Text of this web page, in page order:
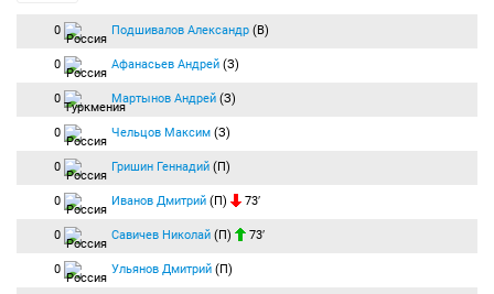
0 Подшивалов Александр (В)
0 Афанасьев Андрей (З)
0 Мартынов Андрей (З)
0 Чельцов Максим (З)
0 Гришин Геннадий (П)
0 Иванов Дмитрий (П) 73′
0 Савичев Николай (П) 73′
0 Ульянов Дмитрий (П)